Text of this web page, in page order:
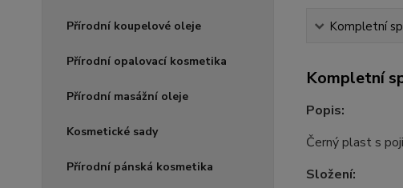
Přírodní koupelové oleje
Přírodní opalovací kosmetika
Přírodní masážní oleje
Kosmetické sady
Přírodní pánská kosmetika
Kompletní
Kompletní
Popis:
Černý plast s
Složení: